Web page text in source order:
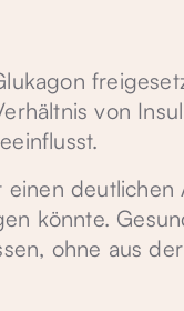
von
deutlichen
könnte.
ohne aus